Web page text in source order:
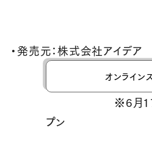
・発売元：株式会社アイデア
オンライン
※6月17日
プン